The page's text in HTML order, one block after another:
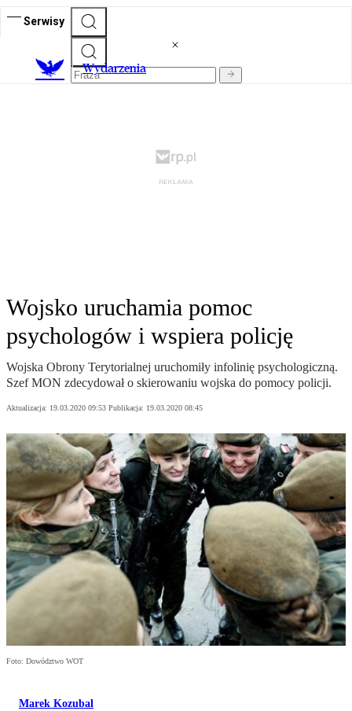
Serwisy
Wydarzenia
Wojsko uruchamia pomoc
psychologów i wspiera policję
Wojska Obrony Terytorialnej uruchomiły infolinię psychologiczną.
Szef MON zdecydował o skierowaniu wojska do pomocy policji.
Aktualizacja: 19.03.2020 09:53 Publikacja: 19.03.2020 08:45
Foto: Dowództwo WOT
Marek Kozubal